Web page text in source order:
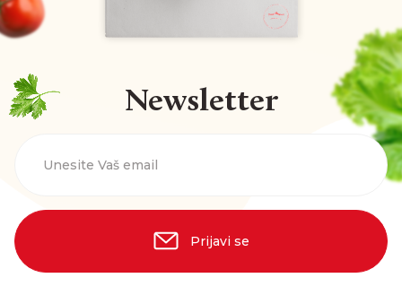
Newsletter
Unesite Vaš email
Prijavi se